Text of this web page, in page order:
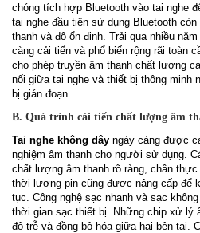
chóng tích hợp Bluetooth vào tai nghe
tai nghe đầu tiên sử dụng Bluetooth
thanh và độ ổn định. Trải qua nhiều
càng cải tiến và phổ biến rộng rãi toàn
cho phép truyền âm thanh chất lượng
nối giữa tai nghe và thiết bị thông minh
bị gián đoạn.
B. Quá trình cải tiến chất lượng âm
Tai nghe không dây ngày càng được
nghiệm âm thanh cho người sử dụng.
chất lượng âm thanh rõ ràng, chân
thời lượng pin cũng được nâng cấp để
tục. Công nghệ sạc nhanh và sạc
thời gian sạc thiết bị. Những chip xử lý
độ trễ và đồng bộ hóa giữa hai bên tai.